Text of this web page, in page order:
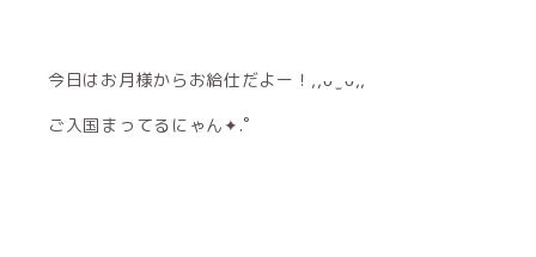
今日はお月様からお給仕だよー！,,ᴗ ̫ ᴗ,,
ご入国まってるにゃん✦.˚